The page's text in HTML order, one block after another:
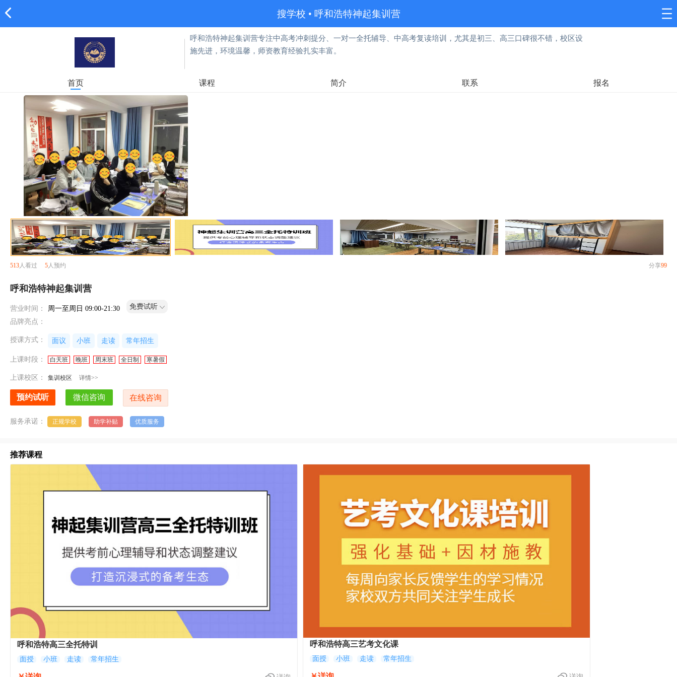
搜学校 • 呼和浩特神起集训营
呼和浩特神起集训营专注中高考冲刺提分、一对一全托辅导、中高考复读培训，尤其是初三、高三口碑很不错，校区设
施先进，环境温馨，师资教育经验扎实丰富。
首页 课程 简介 联系 报名
513人看过 5人预约 分享99
呼和浩特神起集训营
营业时间： 周一至周日 09:00-21:30
免费试听
品牌亮点：
授课方式： 面议 小班 走读 常年招生
上课时段： 白天班 晚班 周末班 全日制 寒暑假
上课校区： 集训校区 详情>>
服务承诺： 正规学校 助学补贴 优质服务
推荐课程
呼和浩特高三全托特训
面授 小班 走读 常年招生
呼和浩特高三艺考文化课
面授 小班 走读 常年招生